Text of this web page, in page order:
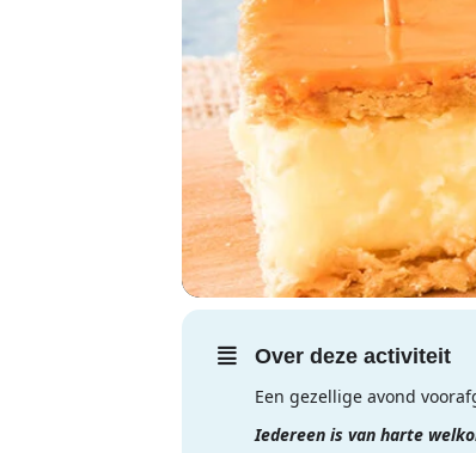
Over deze activiteit
Een gezellige avond
Iedereen is van harte